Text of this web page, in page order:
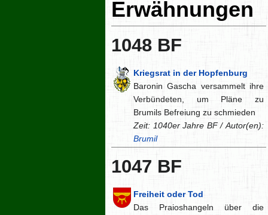
Erwähnungen
1048 BF
Kriegsrat in der Hopfenburg
Baronin Gascha versammelt ihre
Verbündeten, um Pläne zu
Brumils Befreiung zu schmieden
Zeit: 1040er Jahre BF / Autor(en):
Brumil
1047 BF
Freiheit oder Tod
Das Praioshangeln über die